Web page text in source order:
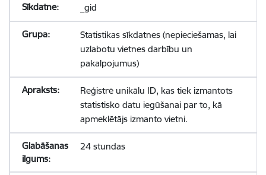
_gid
Statistikas sīkdatnes (nepieciešamas, lai
uzlabotu vietnes darbību un
pakalpojumus)
Reģistrē unikālu ID, kas tiek izmantots
statistisko datu iegūšanai par to, kā
apmeklētājs izmanto vietni.
24 stundas